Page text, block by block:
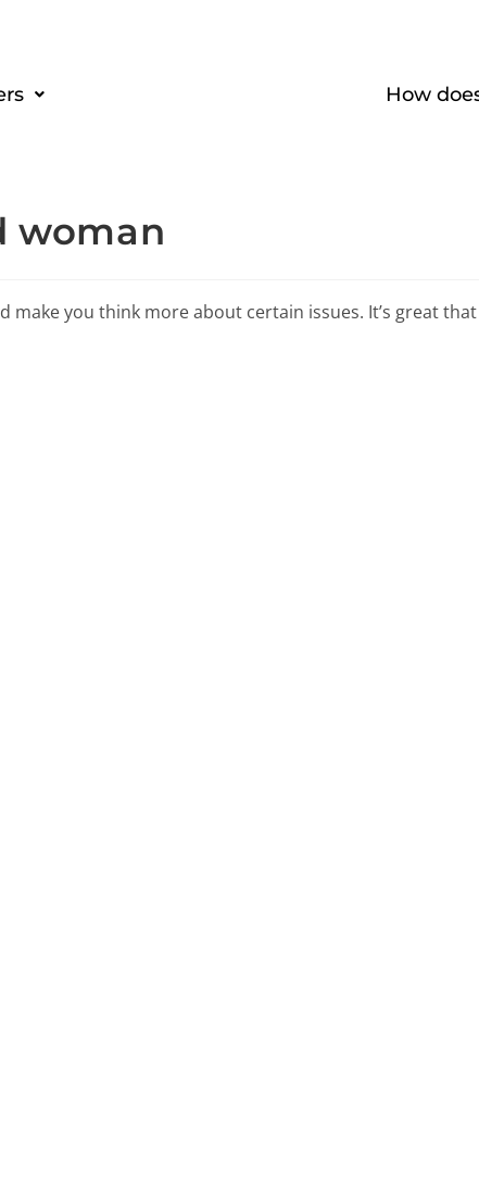
How
woman
make you think more about certain issues. It’s great